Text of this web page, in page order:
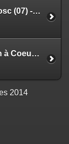
Hot Rod et Kustom à Vanosc (07) - sept 2014
Expo autos motos Sérézin à Coeur avril 2014
2014